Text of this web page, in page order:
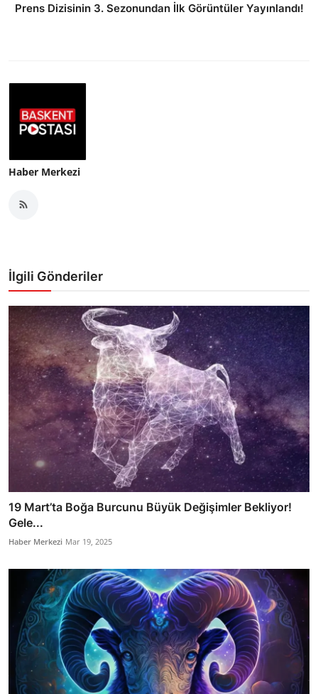
Prens Dizisinin 3. Sezonundan İlk Görüntüler Yayınlandı!
Haber Merkezi
İlgili Gönderiler
19 Mart’ta Boğa Burcunu Büyük Değişimler Bekliyor!
Gele...
Haber Merkezi Mar 19, 2025